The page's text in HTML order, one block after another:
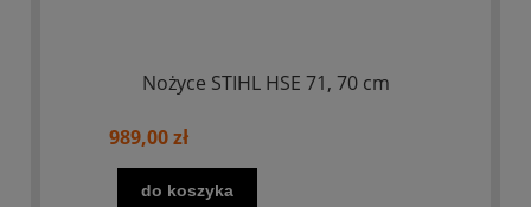
Nożyce STIHL HSE 71, 70 cm
989,00 zł
do koszyka